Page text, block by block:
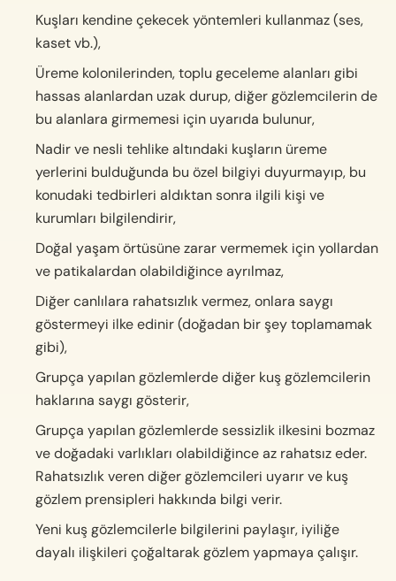
Kuşları kendine çekecek yöntemleri kullanmaz (ses,
kaset vb.),
Üreme kolonilerinden, toplu geceleme alanları gibi
hassas alanlardan uzak durup, diğer gözlemcilerin de
bu alanlara girmemesi için uyarıda bulunur,
Nadir ve nesli tehlike altındaki kuşların üreme
yerlerini bulduğunda bu özel bilgiyi duyurmayıp, bu
konudaki tedbirleri aldıktan sonra ilgili kişi ve
kurumları bilgilendirir,
Doğal yaşam örtüsüne zarar vermemek için yollardan
ve patikalardan olabildiğince ayrılmaz,
Diğer canlılara rahatsızlık vermez, onlara saygı
göstermeyi ilke edinir (doğadan bir şey toplamamak
gibi),
Grupça yapılan gözlemlerde diğer kuş gözlemcilerin
haklarına saygı gösterir,
Grupça yapılan gözlemlerde sessizlik ilkesini bozmaz
ve doğadaki varlıkları olabildiğince az rahatsız eder.
Rahatsızlık veren diğer gözlemcileri uyarır ve kuş
gözlem prensipleri hakkında bilgi verir.
Yeni kuş gözlemcilerle bilgilerini paylaşır, iyiliğe
dayalı ilişkileri çoğaltarak gözlem yapmaya çalışır.